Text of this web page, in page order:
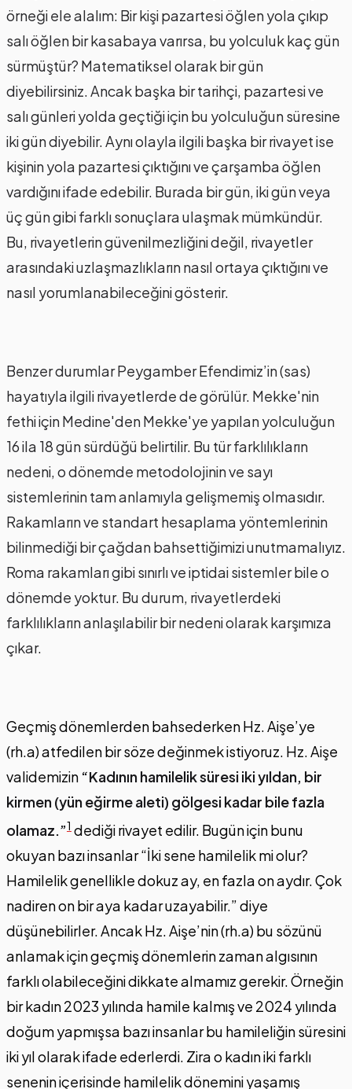
örneği ele alalım: Bir kişi pazartesi öğlen yola çıkıp
salı öğlen bir kasabaya varırsa, bu yolculuk kaç gün
sürmüştür? Matematiksel olarak bir gün
diyebilirsiniz. Ancak başka bir tarihçi, pazartesi ve
salı günleri yolda geçtiği için bu yolculuğun süresine
iki gün diyebilir. Aynı olayla ilgili başka bir rivayet ise
kişinin yola pazartesi çıktığını ve çarşamba öğlen
vardığını ifade edebilir. Burada bir gün, iki gün veya
üç gün gibi farklı sonuçlara ulaşmak mümkündür.
Bu, rivayetlerin güvenilmezliğini değil, rivayetler
arasındaki uzlaşmazlıkların nasıl ortaya çıktığını ve
nasıl yorumlanabileceğini gösterir.
Benzer durumlar Peygamber Efendimiz’in (sas)
hayatıyla ilgili rivayetlerde de görülür. Mekke'nin
fethi için Medine'den Mekke'ye yapılan yolculuğun
16 ila 18 gün sürdüğü belirtilir. Bu tür farklılıkların
nedeni, o dönemde metodolojinin ve sayı
sistemlerinin tam anlamıyla gelişmemiş olmasıdır.
Rakamların ve standart hesaplama yöntemlerinin
bilinmediği bir çağdan bahsettiğimizi unutmamalıyız.
Roma rakamları gibi sınırlı ve iptidai sistemler bile o
dönemde yoktur. Bu durum, rivayetlerdeki
farklılıkların anlaşılabilir bir nedeni olarak karşımıza
çıkar.
Geçmiş dönemlerden bahsederken Hz. Aişe’ye
(rh.a) atfedilen bir söze değinmek istiyoruz. Hz. Aişe
validemizin “Kadının hamilelik süresi iki yıldan, bir
kirmen (yün eğirme aleti) gölgesi kadar bile fazla
olamaz.”1 dediği rivayet edilir. Bugün için bunu
okuyan bazı insanlar “İki sene hamilelik mi olur?
Hamilelik genellikle dokuz ay, en fazla on aydır. Çok
nadiren on bir aya kadar uzayabilir.” diye
düşünebilirler. Ancak Hz. Aişe’nin (rh.a) bu sözünü
anlamak için geçmiş dönemlerin zaman algısının
farklı olabileceğini dikkate almamız gerekir. Örneğin
bir kadın 2023 yılında hamile kalmış ve 2024 yılında
doğum yapmışsa bazı insanlar bu hamileliğin süresini
iki yıl olarak ifade ederlerdi. Zira o kadın iki farklı
senenin içerisinde hamilelik dönemini yaşamış